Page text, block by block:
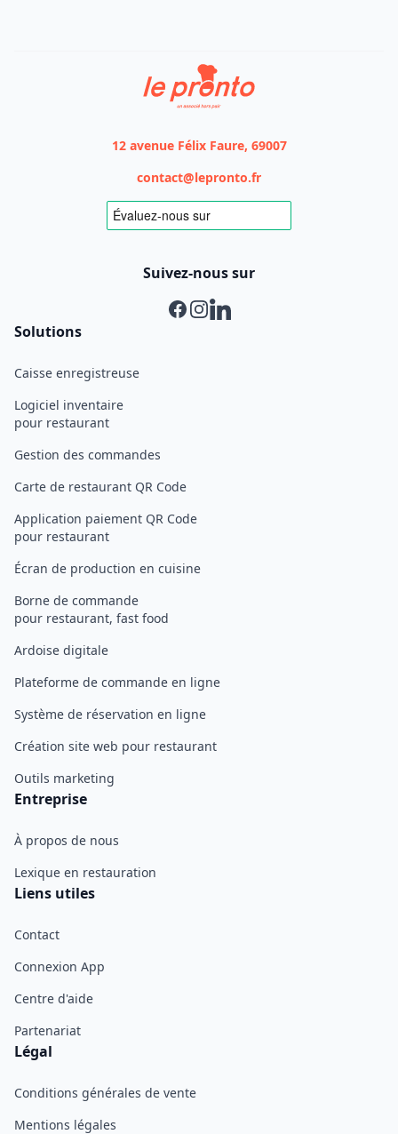
12 avenue Félix Faure, 69007
contact@lepronto.fr
Suivez-nous sur
Facebook
Instagram
Linkedin
Solutions
Caisse enregistreuse
Logiciel inventaire
pour restaurant
Gestion des commandes
Carte de restaurant QR Code
Application paiement QR Code
pour restaurant
Écran de production en cuisine
Borne de commande
pour restaurant, fast food
Ardoise digitale
Plateforme de commande en ligne
Système de réservation en ligne
Création site web pour restaurant
Outils marketing
Entreprise
À propos de nous
Lexique en restauration
Liens utiles
Contact
Connexion App
Centre d'aide
Partenariat
Légal
Conditions générales de vente
Mentions légales